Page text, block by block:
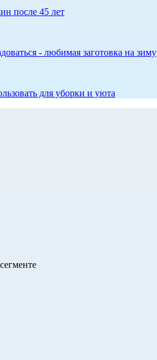
после 45 лет
- любимая заготовка на зиму
для уборки и уюта